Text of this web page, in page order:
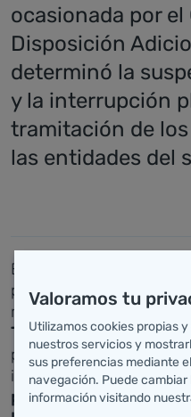
ocasionada por el
Disposición
determinó la
y la interrupción
tramitación de
las entidades del
En consecuencia, y en
publicación de la
recuerda que
TÉRMINOS E
procedimientos
instituciones sanitarias
prueba de la fase de
Valoramos tu
Utilizamos cookies propias
nuestros servicios y
sus preferencias mediante
navegación. Puede
información visitando